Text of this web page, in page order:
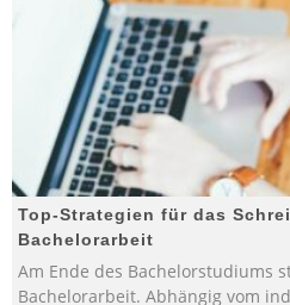
Top-Strategien für das
Bachelorarbeit
Am Ende des Bachelorstudiums
Bachelorarbeit. Abhängig vom